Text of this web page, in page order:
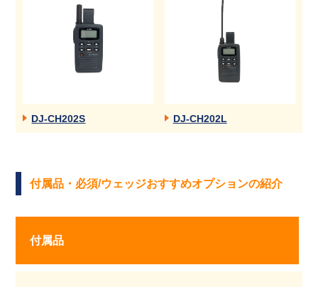
DJ-CH202S DJ-CH202L
付属品・必須/ウェッジおすすめオプションの紹介
付属品